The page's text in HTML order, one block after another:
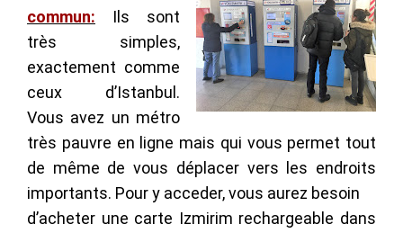
commun:
Ils sont
très simples,
exactement comme
ceux d’Istanbul.
Vous avez un métro
très pauvre en ligne mais qui vous permet tout
de même de vous déplacer vers les endroits
importants. Pour y acceder, vous aurez besoin
d’acheter une carte Izmirim rechargeable dans